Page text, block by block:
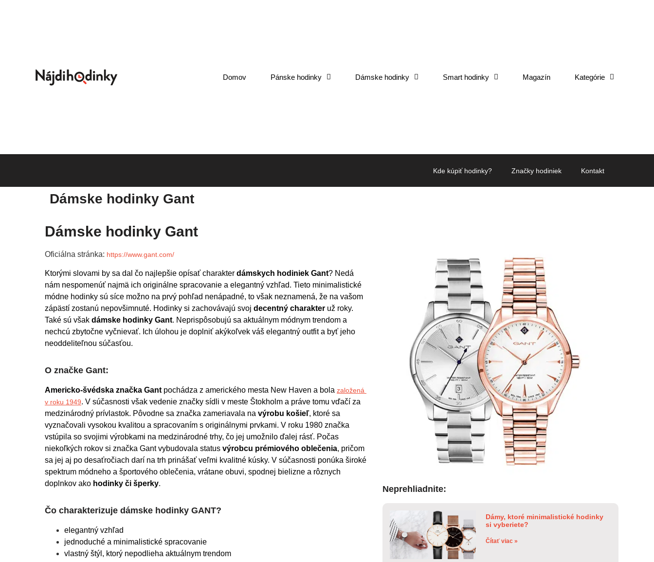
Domov Pánske hodinky Dámske hodinky Smart hodinky Magazín Kategórie
Kde kúpiť hodinky? Značky hodiniek Kontakt
Dámske hodinky Gant
Dámske hodinky Gant
Oficiálna stránka: https://www.gant.com/
Ktorými slovami by sa dal čo najlepšie opísať charakter dámskych hodiniek Gant? Nedá
nám nespomenúť najmä ich originálne spracovanie a elegantný vzhľad. Tieto minimalistické
módne hodinky sú síce možno na prvý pohľad nenápadné, to však neznamená, že na vašom
zápästí zostanú nepovšimnuté. Hodinky si zachovávajú svoj decentný charakter už roky.
Také sú však dámske hodinky Gant. Neprispôsobujú sa aktuálnym módnym trendom a
nechcú zbytočne vyčnievať. Ich úlohou je doplniť akýkoľvek váš elegantný outfit a byť jeho
neoddeliteľnou súčasťou.
O značke Gant:
Americko-švédska značka Gant pochádza z amerického mesta New Haven a bola založená
v roku 1949. V súčasnosti však vedenie značky sídli v meste Štokholm a práve tomu vďačí za
medzinárodný prívlastok. Pôvodne sa značka zameriavala na výrobu košieľ, ktoré sa
vyznačovali vysokou kvalitou a spracovaním s originálnymi prvkami. V roku 1980 značka
vstúpila so svojimi výrobkami na medzinárodné trhy, čo jej umožnilo ďalej rásť. Počas
niekoľkých rokov si značka Gant vybudovala status výrobcu prémiového oblečenia, pričom
sa jej aj po desaťročiach darí na trh prinášať veľmi kvalitné kúsky. V súčasnosti ponúka široké
spektrum módneho a športového oblečenia, vrátane obuvi, spodnej bielizne a rôznych
doplnkov ako hodinky či šperky.
Čo charakterizuje dámske hodinky GANT?
elegantný vzhľad
jednoduché a minimalistické spracovanie
vlastný štýl, ktorý nepodlieha aktuálnym trendom
Neprehliadnite:
Dámy, ktoré minimalistické hodinky
si vyberiete?
Čítať viac »